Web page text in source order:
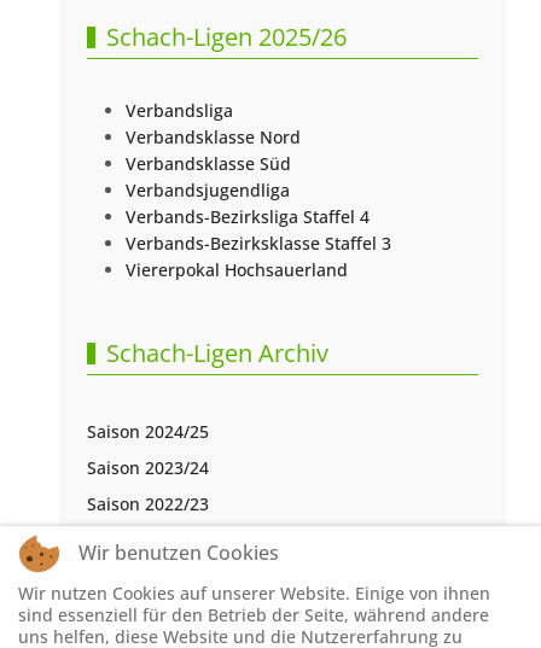
Schach-Ligen 2025/26
Verbandsliga
Verbandsklasse Nord
Verbandsklasse Süd
Verbandsjugendliga
Verbands-Bezirksliga Staffel 4
Verbands-Bezirksklasse Staffel 3
Viererpokal Hochsauerland
Schach-Ligen Archiv
Saison 2024/25
Saison 2023/24
Saison 2022/23
Saison 2021/22
Saison 2019/20
Wir benutzen Cookies
Wir nutzen Cookies auf unserer Website. Einige von ihnen
sind essenziell für den Betrieb der Seite, während andere
uns helfen, diese Website und die Nutzererfahrung zu